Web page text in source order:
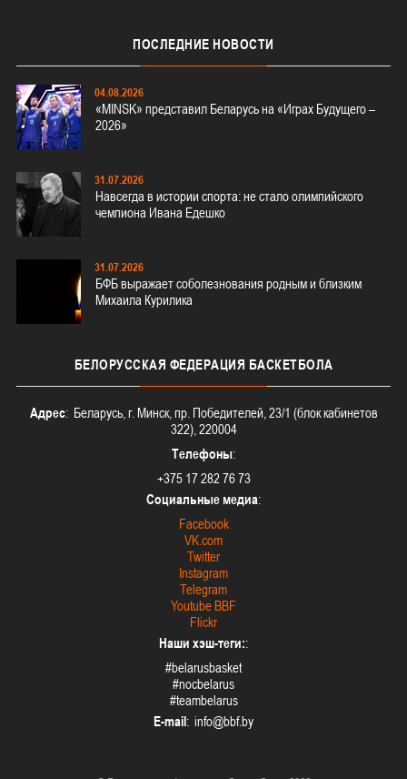
ПОСЛЕДНИЕ НОВОСТИ
04.08.2026
«MINSK» представил Беларусь на «Играх Будущего –
2026»
31.07.2026
Навсегда в истории спорта: не стало олимпийского
чемпиона Ивана Едешко
31.07.2026
БФБ выражает соболезнования родным и близким
Михаила Курилика
БЕЛОРУССКАЯ ФЕДЕРАЦИЯ БАСКЕТБОЛА
Адрес: Беларусь, г. Минск, пр. Победителей, 23/1 (блок кабинетов
322), 220004
Телефоны:
+375 17 282 76 73
Социальные медиа:
Facebook
VK.com
Twitter
Instagram
Telegram
Youtube BBF
Flickr
Наши хэш-теги::
#belarusbasket
#nocbelarus
#teambelarus
E-mail: